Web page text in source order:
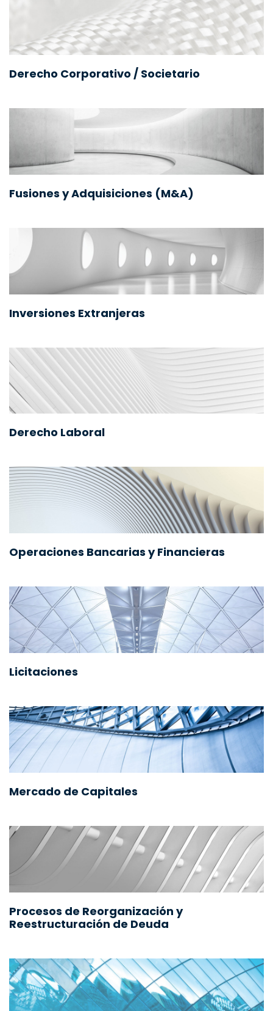
Derecho Corporativo / Societario
Fusiones y Adquisiciones (M&A)
Inversiones Extranjeras
Derecho Laboral
Operaciones Bancarias y Financieras
Licitaciones
Mercado de Capitales
Procesos de Reorganización y
Reestructuración de Deuda